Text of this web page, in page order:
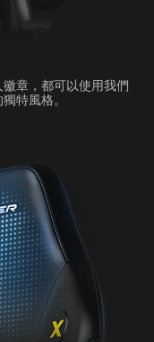
章，都可以使用我們
特風格。